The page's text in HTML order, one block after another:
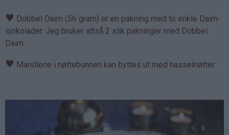
♥ Dobbel Daim (56 gram) er en pakning med to enkle Daim-
sjokolader. Jeg bruker altså 2 slik pakninger med Dobbel
Daim.
♥ Mandlene i nøttebunnen kan byttes ut med hasselnøtter.